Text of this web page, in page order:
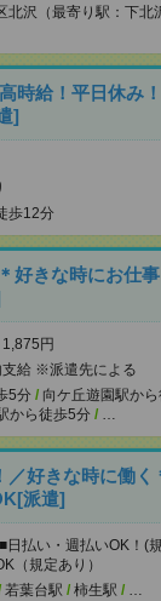
北沢（最寄り駅：下北
時給！平日休み
]
歩12分
好きな時にお仕
円
給 ※派遣先による
5分 / 向ケ丘遊園駅から
から徒歩5分 / …
／好きな時に働く
派遣]
払い・週払いOK！(
（規定あり）
若葉台駅 / 柿生駅 / …